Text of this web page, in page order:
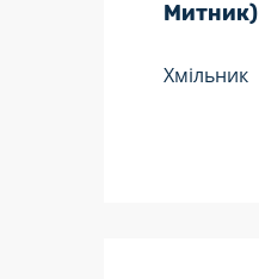
Митник)
Хмільник